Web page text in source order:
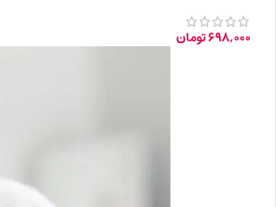
698,000تومان